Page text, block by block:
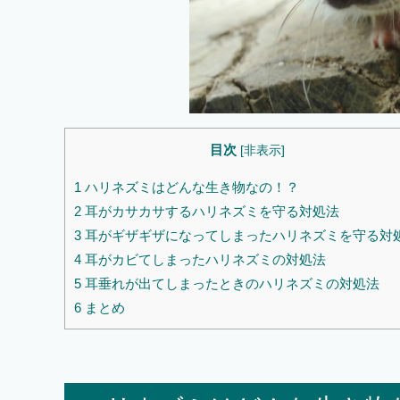
目次 [非表示]
1 ハリネズミはどんな生き物なの！？
2 耳がカサカサするハリネズミを守る対処法
3 耳がギザギザになってしまったハリネズミを守る対
4 耳がカビてしまったハリネズミの対処法
5 耳垂れが出てしまったときのハリネズミの対処法
6 まとめ